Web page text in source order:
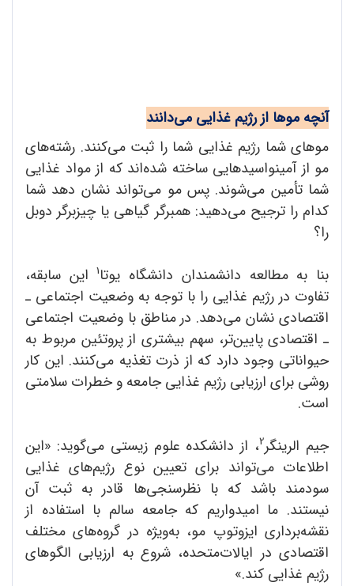
آنچه موها از رژیم غذایی می‌دانند
موهای شما رژیم غذایی شما را ثبت می‌کنند. رشته‌های
مو از آمینواسیدهایی ساخته شده‌اند که از مواد غذایی
شما تأمین می‌شوند. پس مو می‌تواند نشان دهد شما
کدام را ترجیح می‌دهید: همبرگر گیاهی یا چیزبرگر دوبل
را؟
بنا به مطالعه‌ دانشمندان دانشگاه یوتا1این سابقه،
تفاوت در رژیم غذایی را با توجه به وضعیت اجتماعی ـ
اقتصادی نشان می‌دهد. در مناطق با وضعیت اجتماعی
ـ اقتصادی پایین‌تر، سهم بیشتری از پروتئین مربوط به
حیواناتی وجود دارد که از ذرت تغذیه می‌کنند. این کار
روشی برای ارزیابی رژیم غذایی جامعه و خطرات سلامتی
است.
جیم الرینگر2، از دانشکده علوم زیستی می‌گوید: «این
اطلاعات می‌تواند برای تعیین نوع رژیم‌های غذایی
سودمند باشد که با نظرسنجی‌ها قادر به ثبت آن
نیستند. ما امیدواریم که جامعه سالم با استفاده از
نقشه‌برداری ایزوتوپ مو، به‌ویژه در گروه‌های مختلف
اقتصادی در ایالات‌متحده، شروع به ارزیابی الگوهای
رژیم غذایی کند.»